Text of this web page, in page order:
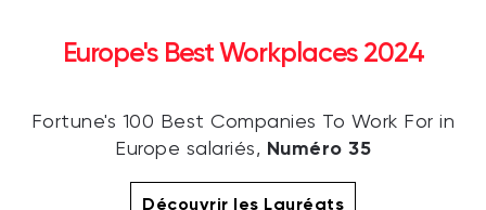
Europe's Best Workplaces 2024
Fortune's 100 Best Companies To Work For in
Europe salariés, Numéro 35
Découvrir les Lauréats